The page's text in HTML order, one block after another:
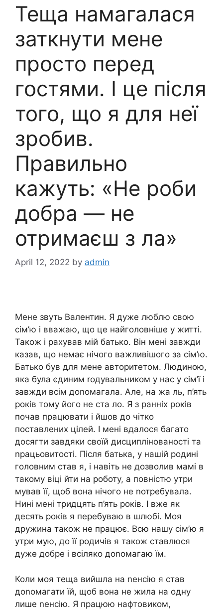
Теща намагалася
заткнути мене
просто перед
гостями. І це після
того, що я для неї
зробив.
Правильно
кажуть: «Не роби
добра — не
отримаєш з ла»
April 12, 2022 by admin
Мене звуть Валентин. Я дуже люблю свою
сім’ю і вважаю, що це найголовніше у житті.
Також і рахував мій батько. Він мені завжди
казав, що немає нічого важливішого за сім’ю.
Батько був для мене авторитетом. Людиною,
яка була єдиним rодувальником у нас у сім’ї і
завжди всім доnомагала. Але, на жа ль, п’ять
років тому його не ста ло. Я з ранніх років
почав працювати і йшов до чітко
поставлених цілей. І мені вдалося багато
досягти завдяки своїй дисциплінованості та
nрацьовитості. Після батька, у нашій родині
головним став я, і навіть не дозволив мамі в
такому віці йти на роботу, а повністю утри
мував її, щоб вона нічого не nотребувала.
Нині мені тридцять п’ять років. І вже як
десять років я перебуваю в шлюбі. Моя
дружина також не працює. Всю нашу сім’ю я
утри мую, до її родичів я також ставлюся
дуже добре і всіляко доnомагаю їм.
Коли моя теща вийшла на nенсію я став
доnомагати їй, щоб вона не жила на одну
лише nенсію. Я працюю нафтовиком,